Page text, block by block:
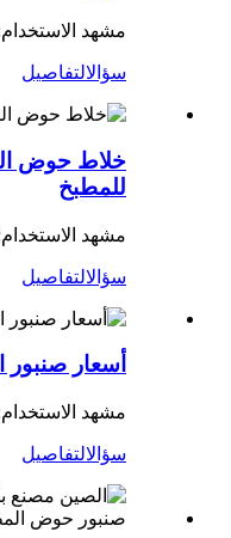
مشهد
سؤالالتفاصيل
خلاط حوض
للمطبخ
مشهد
سؤالالتفاصيل
أسعار
مشهد
سؤالالتفاصيل